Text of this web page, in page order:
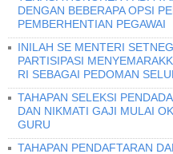
DENGAN BEBERAPA OPSI
PEMBERHENTIAN PEGAWAI
INILAH SE MENTERI
PARTISIPASI
RI SEBAGAI PEDOMAN
TAHAPAN SELEKSI
DAN NIKMATI GAJI MULAI
GURU
TAHAPAN PENDAFTARAN